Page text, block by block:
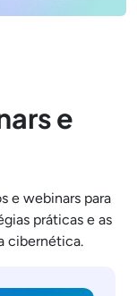
e
e webinars para
práticas e as
cibernética.